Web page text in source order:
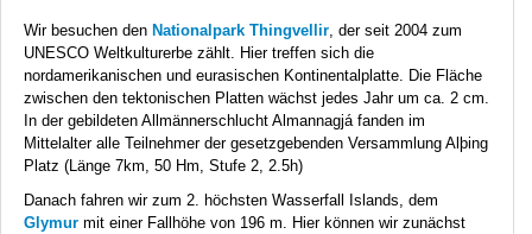
Wir besuchen den Nationalpark Thingvellir , der seit 2004 zum
UNESCO Weltkulturerbe zählt. Hier treffen sich die
nordamerikanischen und eurasischen Kontinentalplatte. Die Fläche
zwischen den tektonischen Platten wächst jedes Jahr um ca. 2 cm.
In der gebildeten Allmännerschlucht Almannagjá fanden im
Mittelalter alle Teilnehmer der gesetzgebenden Versammlung Alþing
Platz (Länge 7km, 50 Hm, Stufe 2, 2.5h)
Danach fahren wir zum 2. höchsten Wasserfall Islands, dem
Glymur mit einer Fallhöhe von 196 m. Hier können wir zunächst